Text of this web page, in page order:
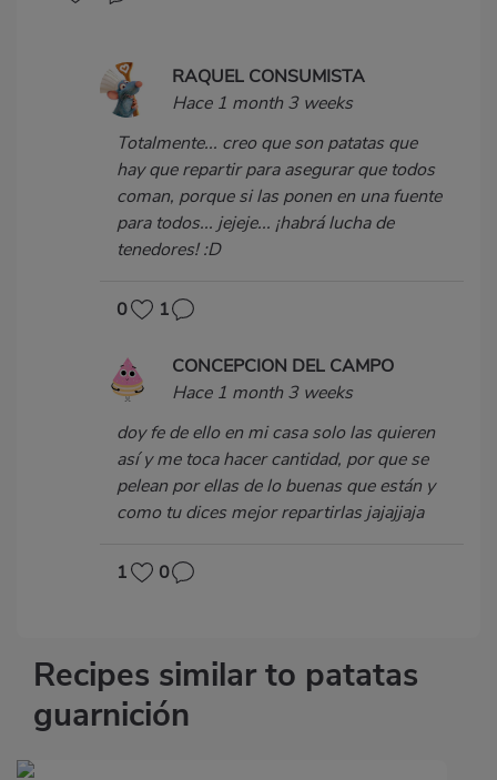
RAQUEL CONSUMISTA
Hace 1 month 3 weeks
Totalmente... creo que son patatas que
hay que repartir para asegurar que todos
coman, porque si las ponen en una fuente
para todos... jejeje... ¡habrá lucha de
tenedores! :D
0 1
CONCEPCION DEL CAMPO
Hace 1 month 3 weeks
doy fe de ello en mi casa solo las quieren
así y me toca hacer cantidad, por que se
pelean por ellas de lo buenas que están y
como tu dices mejor repartirlas jajajjaja
1 0
Recipes similar to patatas
guarnición